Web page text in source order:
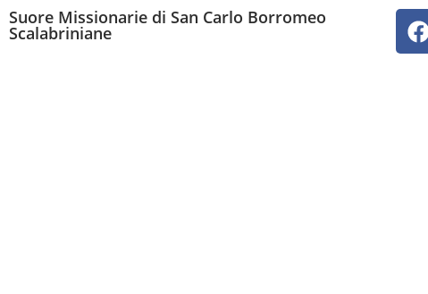
Suore Missionarie di San Carlo Borromeo
Scalabriniane